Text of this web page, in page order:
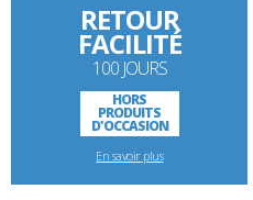
RETOUR
FACILITÉ
100 JOURS
HORS
PRODUITS
D'OCCASION
En savoir plus